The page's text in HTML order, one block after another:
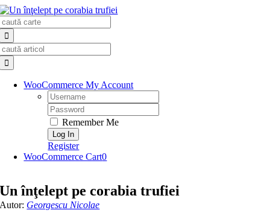
Skip
to
content
WooCommerce My Account
Username:
Password:
Remember Me
Register
WooCommerce Cart0
Un înţelept pe corabia trufiei
Autor: Georgescu Nicolae